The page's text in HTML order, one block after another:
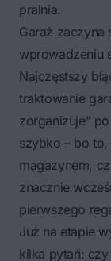
pralnia.
Garaż zaczyna
wprowadzeniu
Najczęstszy
traktowanie
zorganizuje"
szybko – bo
magazynem,
znacznie
pierwszego
Już na etapie
kilka pytań: